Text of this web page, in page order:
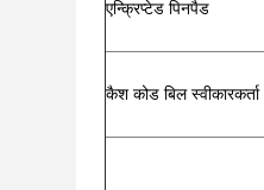
एन्क्रिप्टेड पिनपैड
कैश कोड बिल स्वीकारकर्ता